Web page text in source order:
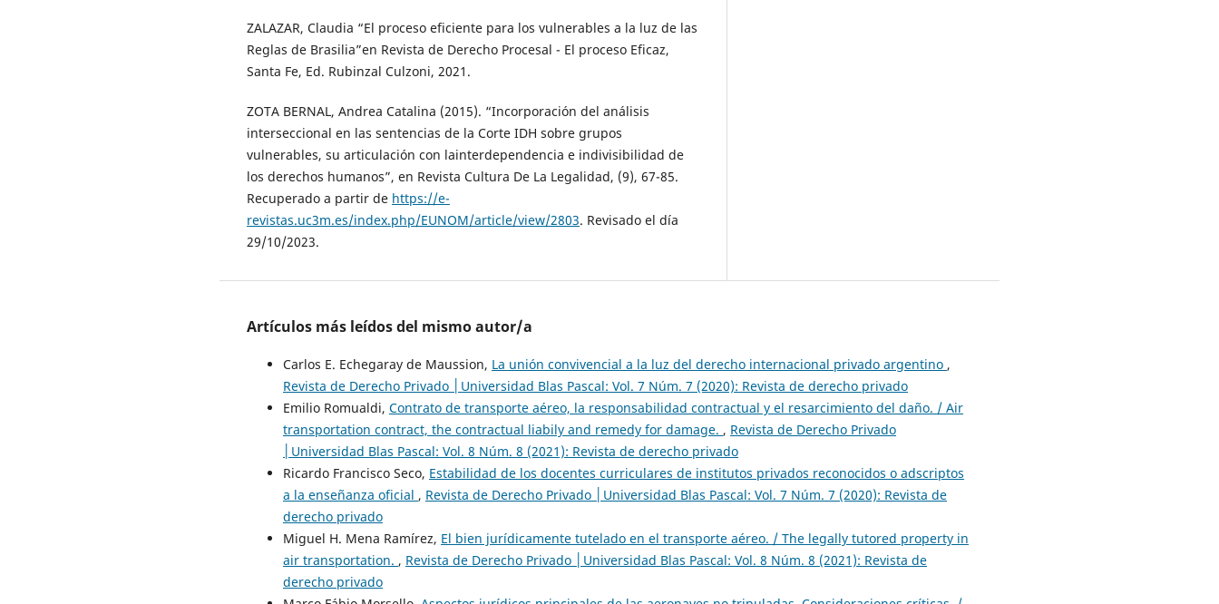
ZALAZAR, Claudia “El proceso eficiente para los vulnerables a la luz de las
Reglas de Brasilia”en Revista de Derecho Procesal - El proceso Eficaz,
Santa Fe, Ed. Rubinzal Culzoni, 2021.
ZOTA BERNAL, Andrea Catalina (2015). “Incorporación del análisis
interseccional en las sentencias de la Corte IDH sobre grupos
vulnerables, su articulación con lainterdependencia e indivisibilidad de
los derechos humanos”, en Revista Cultura De La Legalidad, (9), 67-85.
Recuperado a partir de https://e-
revistas.uc3m.es/index.php/EUNOM/article/view/2803. Revisado el día
29/10/2023.
Artículos más leídos del mismo autor/a
Carlos E. Echegaray de Maussion, La unión convivencial a la luz del derecho internacional privado argentino ,
Revista de Derecho Privado │Universidad Blas Pascal: Vol. 7 Núm. 7 (2020): Revista de derecho privado
Emilio Romualdi, Contrato de transporte aéreo, la responsabilidad contractual y el resarcimiento del daño. / Air
transportation contract, the contractual liabily and remedy for damage. , Revista de Derecho Privado
│Universidad Blas Pascal: Vol. 8 Núm. 8 (2021): Revista de derecho privado
Ricardo Francisco Seco, Estabilidad de los docentes curriculares de institutos privados reconocidos o adscriptos
a la enseñanza oficial , Revista de Derecho Privado │Universidad Blas Pascal: Vol. 7 Núm. 7 (2020): Revista de
derecho privado
Miguel H. Mena Ramírez, El bien jurídicamente tutelado en el transporte aéreo. / The legally tutored property in
air transportation. , Revista de Derecho Privado │Universidad Blas Pascal: Vol. 8 Núm. 8 (2021): Revista de
derecho privado